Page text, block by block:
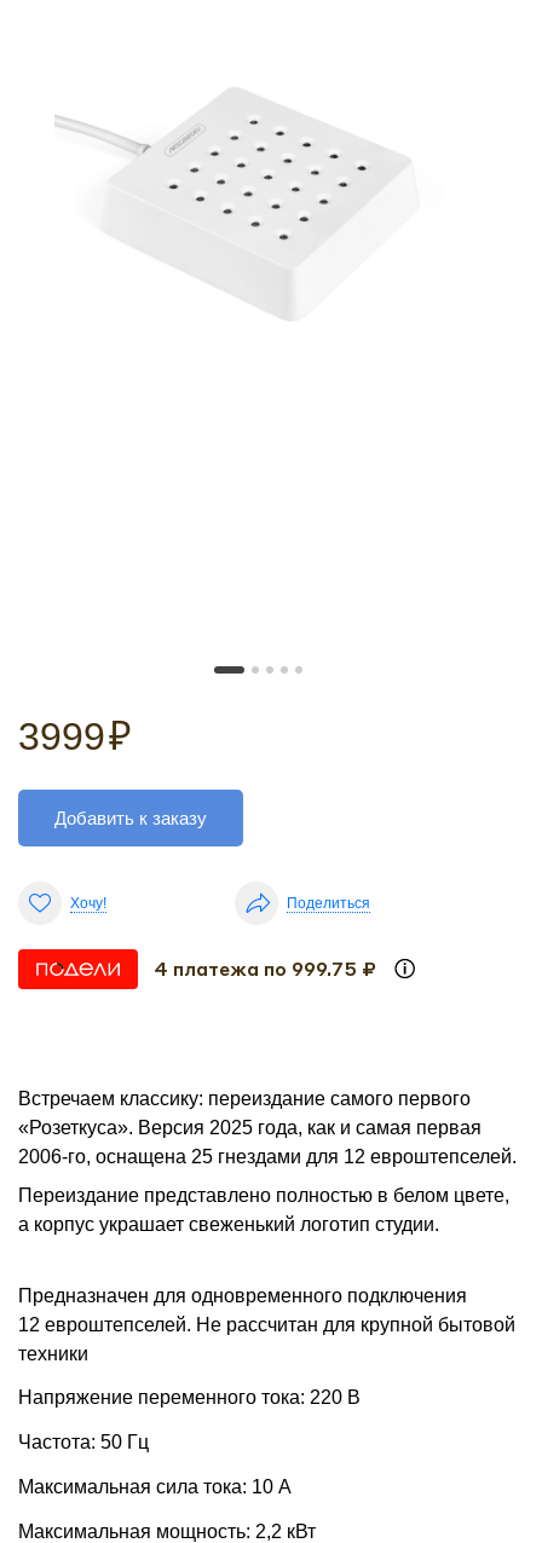
3999₽
Добавить к заказу
Хочу! Поделиться
4 платежа по 999.75 ₽
Встречаем классику: переиздание самого первого
«Розеткуса». Версия 2025 года, как и самая первая
2006-го, оснащена 25 гнездами для 12 евроштепселей.
Переиздание представлено полностью в белом цвете,
а корпус украшает свеженький логотип студии.
Предназначен для одновременного подключения
12 евроштепселей. Не рассчитан для крупной бытовой
техники
Напряжение переменного тока: 220 В
Частота: 50 Гц
Максимальная сила тока: 10 А
Максимальная мощность: 2,2 кВт